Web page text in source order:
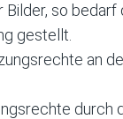
so
gestellt.
an
durch